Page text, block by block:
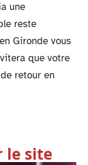
une
reste
Gironde vous
que votre
retour en
le site